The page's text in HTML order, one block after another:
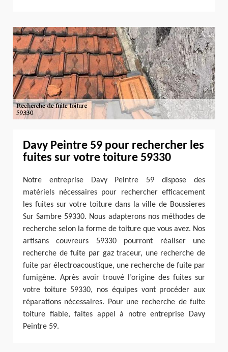
Davy Peintre 59 pour rechercher les
fuites sur votre toiture 59330
Notre entreprise Davy Peintre 59 dispose des
matériels nécessaires pour rechercher efficacement
les fuites sur votre toiture dans la ville de Boussieres
Sur Sambre 59330. Nous adapterons nos méthodes de
recherche selon la forme de toiture que vous avez. Nos
artisans couvreurs 59330 pourront réaliser une
recherche de fuite par gaz traceur, une recherche de
fuite par électroacoustique, une recherche de fuite par
fumigène. Après avoir trouvé l’origine des fuites sur
votre toiture 59330, nos équipes vont procéder aux
réparations nécessaires. Pour une recherche de fuite
toiture fiable, faites appel à notre entreprise Davy
Peintre 59.